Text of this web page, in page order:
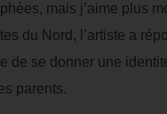
mais j’aime plus
du Nord, l’artiste a
de se donner une
parents.